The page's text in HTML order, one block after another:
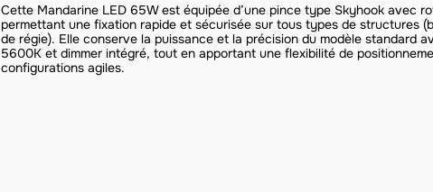
Cette Mandarine LED 65W est équipée d’une pince type Skyhook avec
permettant une fixation rapide et sécurisée sur tous types de structures
de régie). Elle conserve la puissance et la précision du modèle standard
5600K et dimmer intégré, tout en apportant une flexibilité de
configurations agiles.